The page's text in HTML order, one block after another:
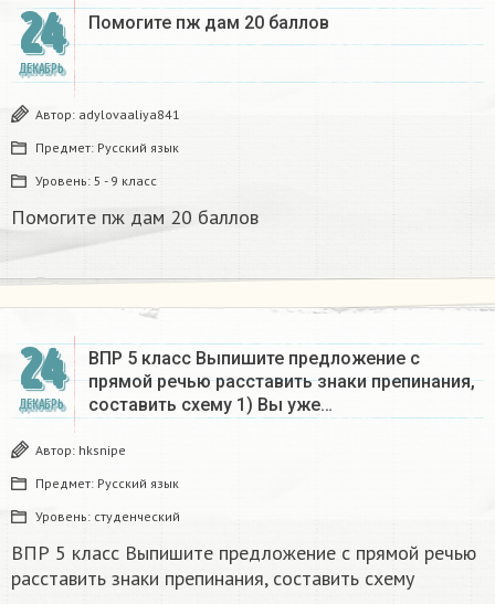
24
ДЕКАБРЬ
Помогите пж дам 20 баллов ​
Автор: adylovaaliya841
Предмет: Русский язык
Уровень: 5 - 9 класс
Помогите пж дам 20 баллов ​
24
ДЕКАБРЬ
ВПР 5 класс Выпишите предложение с
прямой речью расставить знаки препинания,
составить схему 1) Вы уже…
Автор: hksnipe
Предмет: Русский язык
Уровень: студенческий
ВПР 5 класс Выпишите предложение с прямой речью
расставить знаки препинания, составить схему